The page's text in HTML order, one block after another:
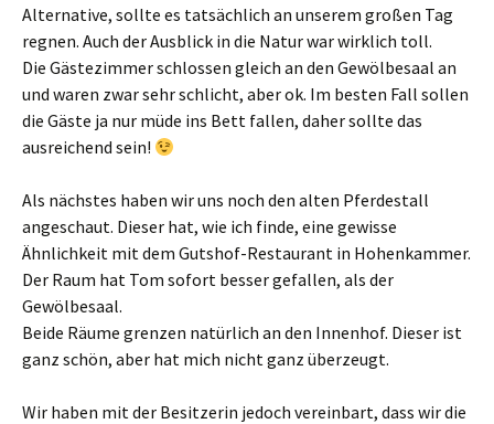
Alternative, sollte es tatsächlich an unserem großen Tag
regnen. Auch der Ausblick in die Natur war wirklich toll.
Die Gästezimmer schlossen gleich an den Gewölbesaal an
und waren zwar sehr schlicht, aber ok. Im besten Fall sollen
die Gäste ja nur müde ins Bett fallen, daher sollte das
ausreichend sein!
Als nächstes haben wir uns noch den alten Pferdestall
angeschaut. Dieser hat, wie ich finde, eine gewisse
Ähnlichkeit mit dem Gutshof-Restaurant in Hohenkammer.
Der Raum hat Tom sofort besser gefallen, als der
Gewölbesaal.
Beide Räume grenzen natürlich an den Innenhof. Dieser ist
ganz schön, aber hat mich nicht ganz überzeugt.
Wir haben mit der Besitzerin jedoch vereinbart, dass wir die